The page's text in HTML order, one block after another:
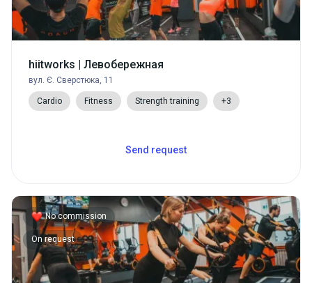
hiitworks | Левобережная
вул. Є. Сверстюка, 11
Cardio Fitness Strength training +3
Send request
No commission
On request